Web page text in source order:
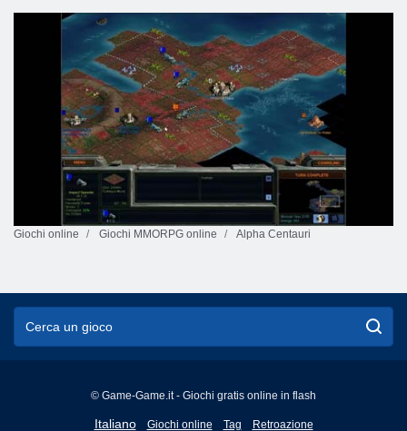
Giochi online Giochi MMORPG online Alpha Centauri
© Game-Game.it - Giochi gratis online in flash
Italiano
English
Giochi online Tag Retroazione